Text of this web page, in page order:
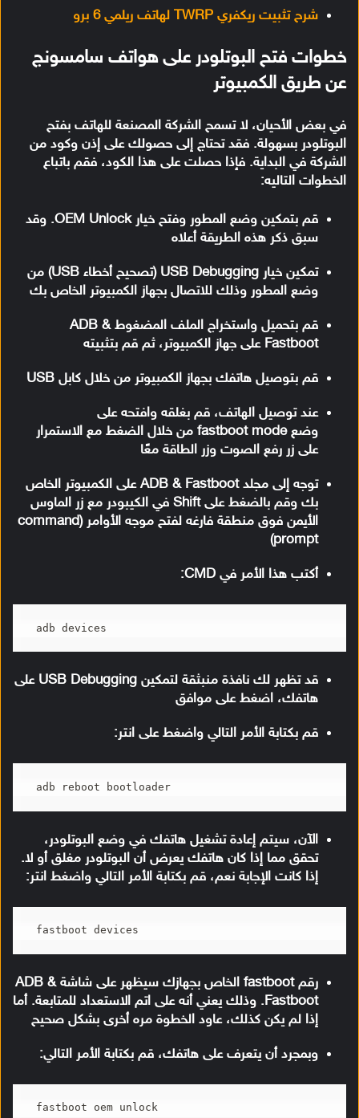
شرح تثبيت ريكفري TWRP لهاتف ريلمي 6 برو
خطوات فتح البوتلودر على هواتف سامسونج
عن طريق الكمبيوتر
في بعض الأحيان، لا تسمح الشركة المصنعة للهاتف بفتح
البوتلودر بسهولة. فقد تحتاج إلى حصولك على إذن وكود من
الشركة في البداية. فإذا حصلت على هذا الكود، فقم باتباع
الخطوات التاليه:
قم بتمكين وضع المطور وفتح خيار OEM Unlock. وقد
سبق ذكر هذه الطريقة أعلاه
تمكين خيار USB Debugging (تصحيح أخطاء USB) من
وضع المطور وذلك للاتصال بجهاز الكمبيوتر الخاص بك
قم بتحميل واستخراج الملف المضغوط ADB &
Fastboot على جهاز الكمبيوتر، ثم قم بتثبيته
قم بتوصيل هاتفك بجهاز الكمبيوتر من خلال كابل USB
عند توصيل الهاتف، قم بغلقه وافتحه على
وضع fastboot mode من خلال الضغط مع الاستمرار
على زر رفع الصوت وزر الطاقة معًا
توجه إلى مجلد ADB & Fastboot على الكمبيوتر الخاص
بك وقم بالضغط على Shift في الكيبودر مع زر الماوس
الأيمن فوق منطقة فارغه لفتح موجه الأوامر (command
prompt)
أكتب هذا الأمر في CMD:
adb devices
قد تظهر لك نافذة منبثقة لتمكين USB Debugging على
هاتفك، اضغط على موافق
قم بكتابة الأمر التالي واضغط على انتر:
adb reboot bootloader
الآن، سيتم إعادة تشغيل هاتفك في وضع البوتلودر،
تحقق مما إذا كان هاتفك يعرض أن البوتلودر مغلق أو لا.
إذا كانت الإجابة نعم، قم بكتابة الأمر التالي واضغط انتر:
fastboot devices
رقم fastboot الخاص بجهازك سيظهر على شاشة ADB &
Fastboot. وذلك يعني أنه على اتم الاستعداد للمتابعة. أما
إذا لم يكن كذلك، عاود الخطوة مره أخرى بشكل صحيح
وبمجرد أن يتعرف على هاتفك، قم بكتابة الأمر التالي:
fastboot oem unlock